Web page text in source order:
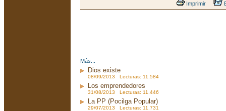
Imprimir
Más...
Dios existe
08/09/2013 Lecturas: 11.584
Los emprendedores
31/08/2013 Lecturas: 11.446
La PP (Pocilga Popular)
29/07/2013 Lecturas: 11.731